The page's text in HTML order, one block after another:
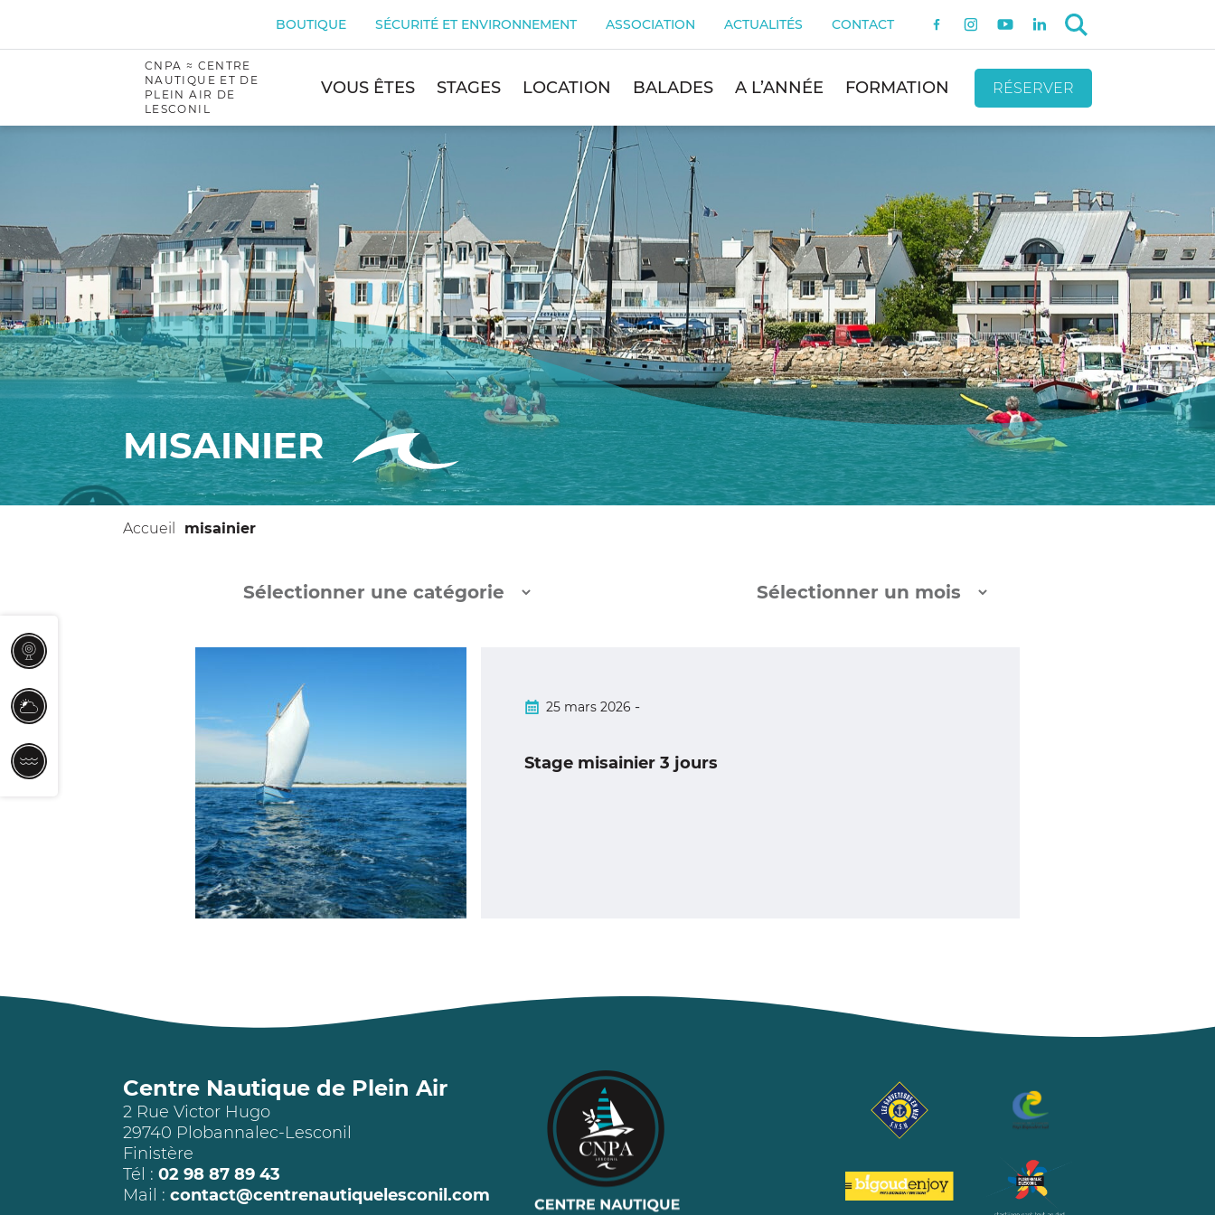
BOUTIQUE SÉCURITÉ ET ENVIRONNEMENT ASSOCIATION ACTUALITÉS CONTACT
CNPA ≈ CENTRE
NAUTIQUE ET DE
PLEIN AIR DE
LESCONIL
VOUS ÊTES STAGES LOCATION BALADES A L’ANNÉE FORMATION RÉSERVER
MISAINIER
Accueil misainier
25 mars 2026 -
Stage misainier 3 jours
Centre Nautique de Plein Air
2 Rue Victor Hugo
29740 Plobannalec-Lesconil
Finistère
Tél : 02 98 87 89 43
Mail : contact@centrenautiquelesconil .com